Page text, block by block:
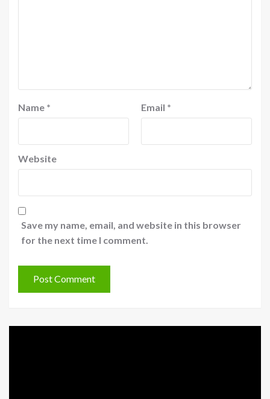
Name * Email *
Website
Save my name, email, and website in this browser
for the next time I comment.